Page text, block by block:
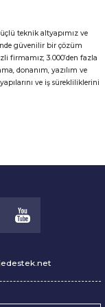
teknik altyapımız ve
güvenilir bir çözüm
firmamız; 3.000’den fazla
donanım, yazılım ve
ve iş sürekliliklerini